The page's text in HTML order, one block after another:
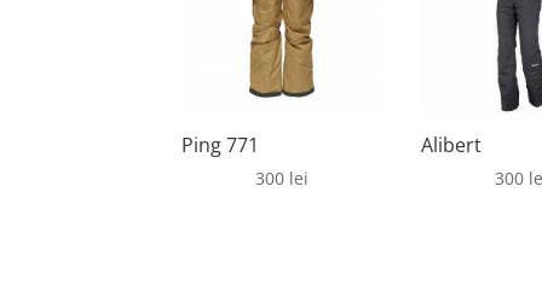
Ping 771
300 lei
Alibert
300